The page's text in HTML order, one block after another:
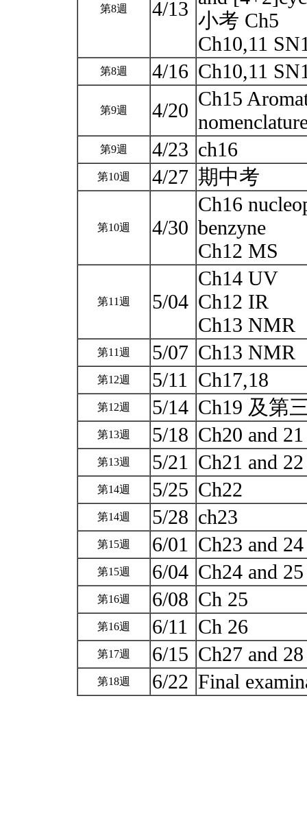
第8週 4/13 小考 Ch5
Ch10,11
第8週 4/16 Ch10,11
第9週 4/20 Ch15
第9週 4/23 ch16
第10週 4/27 期中考
第10週 4/30
Ch16
benzyne
Ch12 MS
第11週 5/04
Ch14 UV
Ch12 IR
Ch13 NMR
第11週 5/07 Ch13 NMR
第12週 5/11 Ch17,18
第12週 5/14 Ch19 及第
第13週 5/18 Ch20 and
第13週 5/21 Ch21 and
第14週 5/25 Ch22
第14週 5/28 ch23
第15週 6/01 Ch23 and
第15週 6/04 Ch24 and
第16週 6/08 Ch 25
第16週 6/11 Ch 26
第17週 6/15 Ch27 and
第18週 6/22 Final